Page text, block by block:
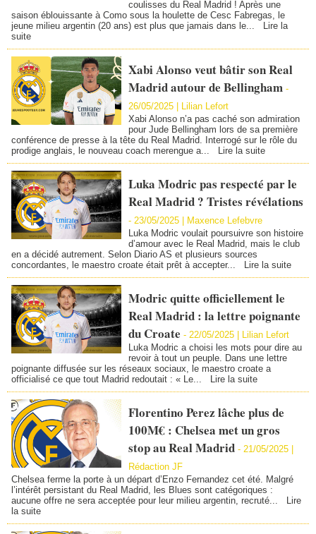
coulisses du Real Madrid ! Après une
saison éblouissante à Como sous la houlette de Cesc Fabregas, le
jeune milieu argentin (20 ans) est plus que jamais dans le...
Lire la
suite
Xabi Alonso veut bâtir son Real
Madrid autour de Bellingham -
26/05/2025 |
Lilian Lefort
Xabi Alonso n’a pas caché son admiration
pour Jude Bellingham lors de sa première
conférence de presse à la tête du Real Madrid. Interrogé sur le rôle du
prodige anglais, le nouveau coach merengue a...
Lire la suite
Luka Modric pas respecté par le
Real Madrid ? Tristes révélations
- 23/05/2025 | Maxence Lefebvre
Luka Modric voulait poursuivre son histoire
d’amour avec le Real Madrid, mais le club
en a décidé autrement. Selon Diario AS et plusieurs sources
concordantes, le maestro croate était prêt à accepter...
Lire la suite
Modric quitte officiellement le
Real Madrid : la lettre poignante
du Croate - 22/05/2025 |
Lilian Lefort
Luka Modric a choisi les mots pour dire au
revoir à tout un peuple. Dans une lettre
poignante diffusée sur les réseaux sociaux, le maestro croate a
officialisé ce que tout Madrid redoutait : « Le...
Lire la suite
Florentino Perez lâche plus de
100M€ : Chelsea met un gros
stop au Real Madrid - 21/05/2025 |
Rédaction JF
Chelsea ferme la porte à un départ d’Enzo Fernandez cet été. Malgré
l’intérêt persistant du Real Madrid, les Blues sont catégoriques :
aucune offre ne sera acceptée pour leur milieu argentin, recruté...
Lire
la suite